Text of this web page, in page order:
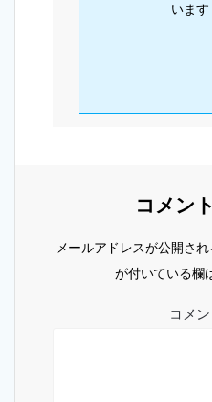
いま
コメン
メールアドレスが公開さ
が付いている欄
コメン